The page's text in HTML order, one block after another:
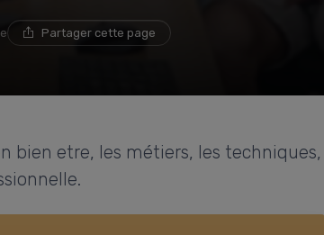
Partager cette page
bien etre, les métiers, les techniques,